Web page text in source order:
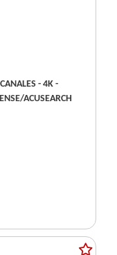
- 4K -
ACUSEARCH